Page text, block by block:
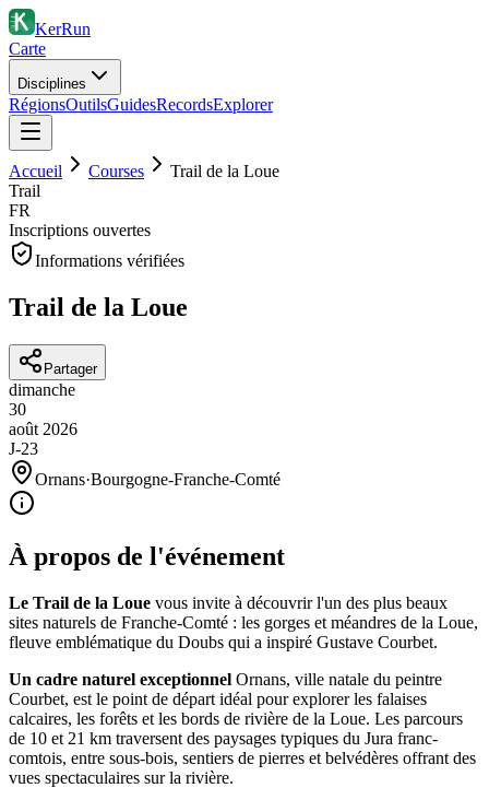
KerRun
Carte
Disciplines
RégionsOutilsGuidesRecordsExplorer
Accueil Courses
Trail de la Loue
Trail
FR
Inscriptions ouvertes
Informations vérifiées
Trail de la Loue
Partager
dimanche
30
août 2026
J-23
Ornans·Bourgogne-Franche-Comté
À propos de l'événement
Le Trail de la Loue vous invite à découvrir l'un des plus beaux
sites naturels de Franche-Comté : les gorges et méandres de la Loue,
fleuve emblématique du Doubs qui a inspiré Gustave Courbet.
Un cadre naturel exceptionnel Ornans, ville natale du peintre
Courbet, est le point de départ idéal pour explorer les falaises
calcaires, les forêts et les bords de rivière de la Loue. Les parcours
de 10 et 21 km traversent des paysages typiques du Jura franc-
comtois, entre sous-bois, sentiers de pierres et belvédères offrant des
vues spectaculaires sur la rivière.